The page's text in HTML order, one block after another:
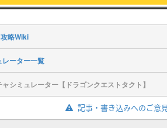
略Wiki
レーター一覧
シミュレーター【ドラゴンクエストタクト】
記事・書き込みへのご意